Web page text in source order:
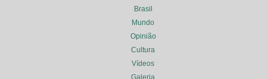
Brasil
Mundo
Opinião
Cultura
Vídeos
Galeria